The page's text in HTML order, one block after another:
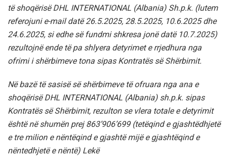
të shoqërisë DHL INTERNATIONAL (Albania) Sh.p.k. (lutem
referojuni e-mail datë 26.5.2025, 28.5.2025, 10.6.2025 dhe
24.6.2025, si edhe së fundmi shkresa jonë datë 10.7.2025)
rezultojnë ende të pa shlyera detyrimet e rrjedhura nga
ofrimi i shërbimeve tona sipas Kontratës së Shërbimit.
Në bazë të sasisë së shërbimeve të ofruara nga ana e
shoqërisë DHL INTERNATIONAL (Albania) sh.p.k. sipas
Kontratës së Shërbimit, rezulton se vlera totale e detyrimit
është në shumën prej 863’906’699 (tetëqind e gjashtëdhjetë
e tre milion e nëntëqind e gjashtë mijë e gjashtëqind e
nëntedhjetë e nëntë) Lekë